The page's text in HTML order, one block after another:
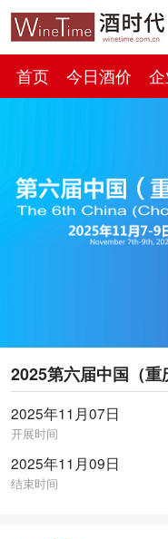
首页 今日酒价
2025第六届中国（
2025年11月07日
开展时间
2025年11月09日
结束时间